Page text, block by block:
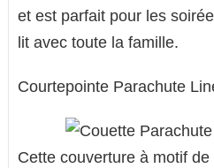
et est parfait pour les
lit avec toute la famille.
Courtepointe Parachute
Cette couverture à motif